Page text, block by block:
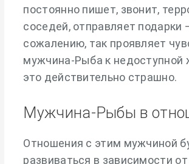
постоянно пишет, звонит,
соседей, отправляет подарки
сожалению, так проявляет
мужчина-Рыба к недоступной
это действительно страшно.
Мужчина-Рыбы в
Отношения с этим мужчиной
развиваться в зависимости от